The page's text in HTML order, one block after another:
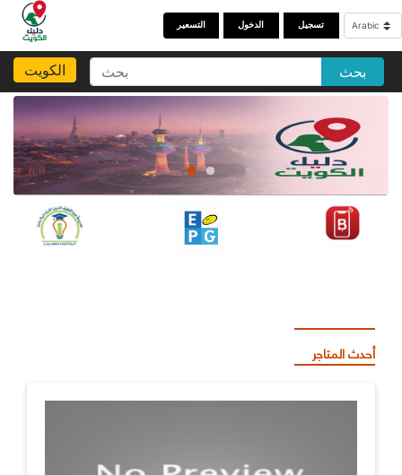
التسعير الدخول تسجيل
الكويت بحث
أحدث المتاجر